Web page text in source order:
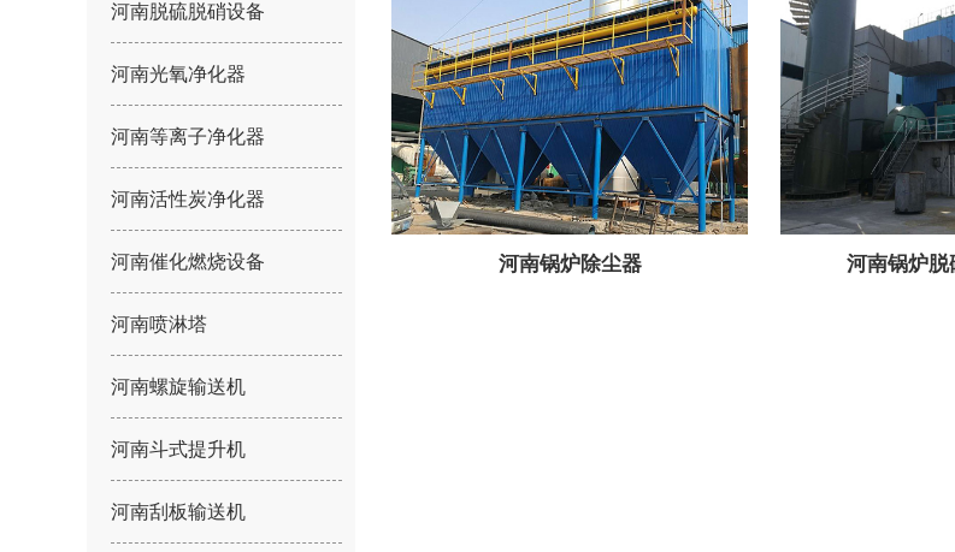
河南脱硫脱硝设备
河南光氧净化器
河南等离子净化器
河南活性炭净化器
河南催化燃烧设备
河南喷淋塔
河南螺旋输送机
河南斗式提升机
河南刮板输送机
河南锅炉除尘器 河南锅炉脱